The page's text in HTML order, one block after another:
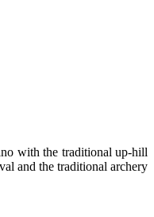
with the traditional up-hill
and the traditional archery